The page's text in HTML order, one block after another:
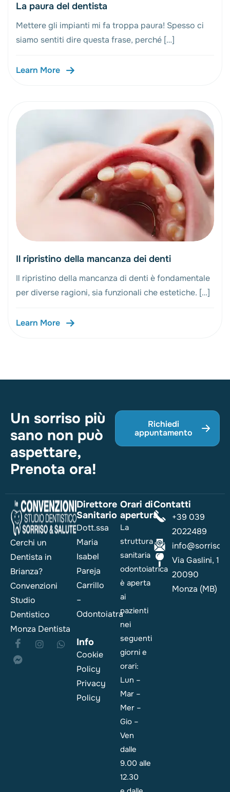
La paura del dentista
Mettere gli impianti mi fa troppa paura! Spesso ci
siamo sentiti dire questa frase, perché […]
Learn More
Il ripristino della mancanza dei denti
Il ripristino della mancanza di denti è fondamentale
per diverse ragioni, sia funzionali che estetiche. […]
Learn More
Un sorriso più
sano non può
aspettare,
Prenota ora!
Richiedi
appuntamento
Cerchi un
Dentista in
Brianza?
Convenzioni
Studio
Dentistico
Monza Dentista
Direttore
Sanitario
Dott.ssa
Maria
Isabel
Pareja
Carrillo
–
Odontoiatra
Info
Cookie
Policy
Privacy
Policy
Orari di
apertura
La
struttura
sanitaria
odontoiatrica
è aperta
ai
pazienti
nei
seguenti
giorni e
orari:
Lun –
Mar –
Mer –
Gio –
Ven
dalle
9.00 alle
12.30
Contatti
+39 039
2022489
Via Gaslini, 1
20090
Monza (MB)